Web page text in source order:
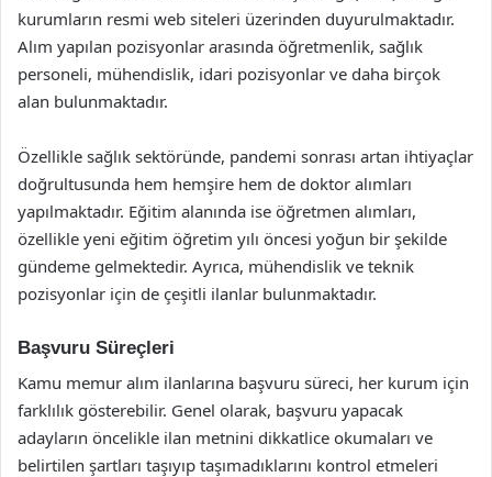
kurumların resmi web siteleri üzerinden duyurulmaktadır.
Alım yapılan pozisyonlar arasında öğretmenlik, sağlık
personeli, mühendislik, idari pozisyonlar ve daha birçok
alan bulunmaktadır.
Özellikle sağlık sektöründe, pandemi sonrası artan ihtiyaçlar
doğrultusunda hem hemşire hem de doktor alımları
yapılmaktadır. Eğitim alanında ise öğretmen alımları,
özellikle yeni eğitim öğretim yılı öncesi yoğun bir şekilde
gündeme gelmektedir. Ayrıca, mühendislik ve teknik
pozisyonlar için de çeşitli ilanlar bulunmaktadır.
Başvuru Süreçleri
Kamu memur alım ilanlarına başvuru süreci, her kurum için
farklılık gösterebilir. Genel olarak, başvuru yapacak
adayların öncelikle ilan metnini dikkatlice okumaları ve
belirtilen şartları taşıyıp taşımadıklarını kontrol etmeleri